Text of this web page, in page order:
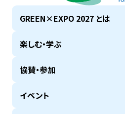
GREEN×EXPO 2027 とは
楽しむ・学ぶ
協賛・参加
イベント